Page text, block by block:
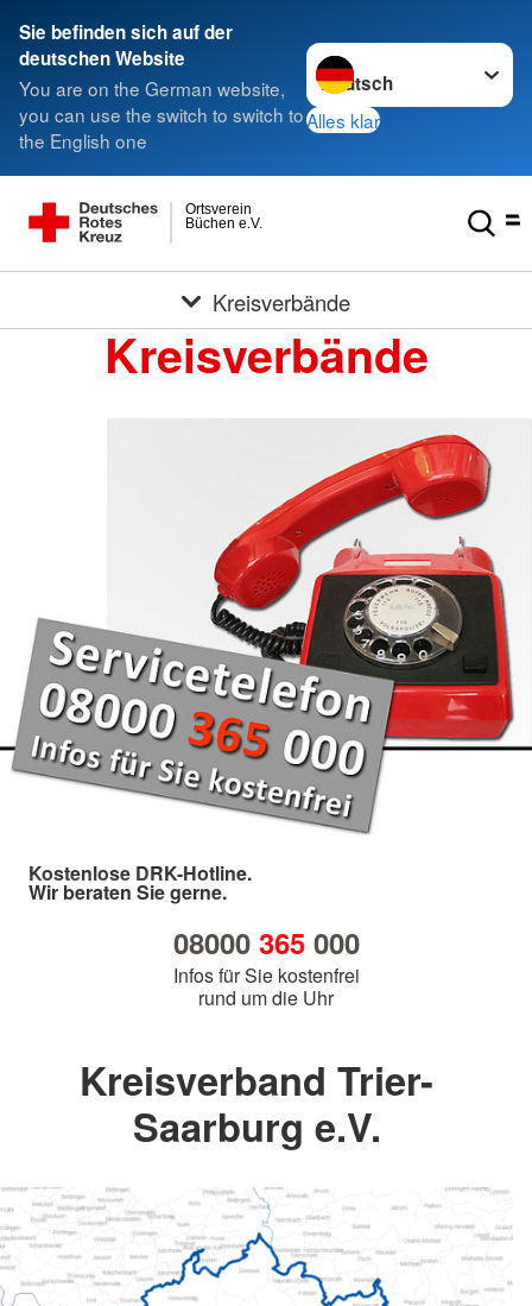
Sie befinden sich auf der
deutschen Website
You are on the German website,
you can use the switch to switch to
the English one
Sprache wechseln zu
Alles klar
Büchen e.V.
Ortsverein
Kreisverbände
Kreisverbände
Kostenlose DRK-Hotline.
Wir beraten Sie gerne.
08000 365000
Infos für Sie kostenfrei
rund um die Uhr
Kreisverband Trier-
Saarburg e.V.